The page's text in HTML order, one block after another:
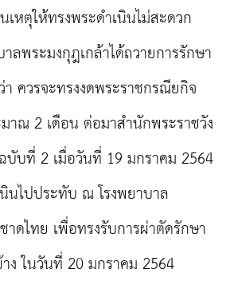
เหตุให้ทรงพระดําเนินไม่สะดวก
พระมงกุฎเกล้าได้ถวายการรักษา
ควรจะทรงงดพระราชกรณียกิจ
าณ 2 เดือน ต่อมาสำนักพระราชวัง
บที่ 2 เมื่อวันที่ 19 มกราคม 2564
นไปประทับ ณ โรงพยาบาล
ดไทย เพื่อทรงรับการผ่าตัดรักษา
ง ในวันที่ 20 มกราคม 2564